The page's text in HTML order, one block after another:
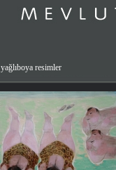
yağlıboya resimler